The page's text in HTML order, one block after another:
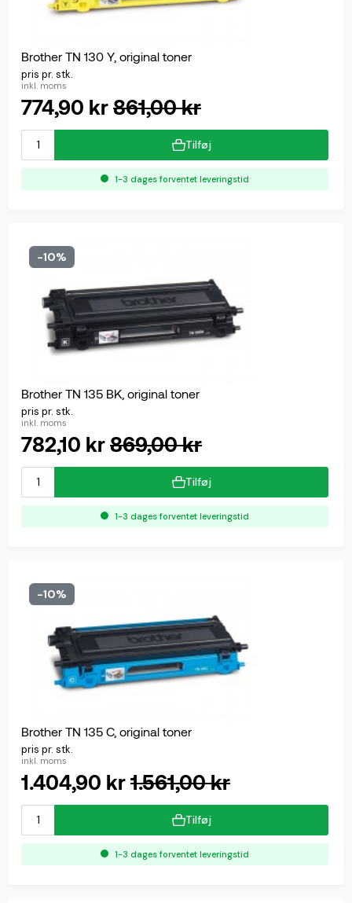
Brother TN 130 Y, original toner
pris pr. stk.
inkl. moms
774,90 kr861,00 kr
Tilføj
1-3 dages forventet leveringstid
-10%
Brother TN 135 BK, original toner
pris pr. stk.
inkl. moms
782,10 kr869,00 kr
Tilføj
1-3 dages forventet leveringstid
-10%
Brother TN 135 C, original toner
pris pr. stk.
inkl. moms
1.404,90 kr1.561,00 kr
Tilføj
1-3 dages forventet leveringstid